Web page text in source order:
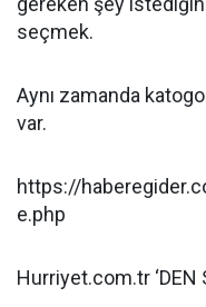
seçmek.
Aynı zamanda
var.
https://
e.php
Hurriyet.com.tr ‘DEN